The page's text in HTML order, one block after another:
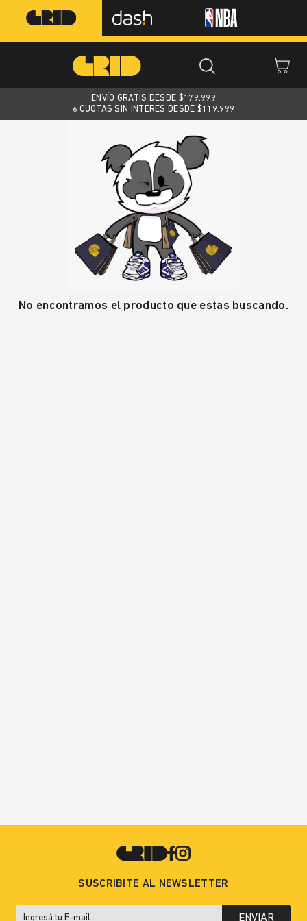
ENVÍO GRATIS DESDE $179.999
6 CUOTAS SIN INTERES DESDE $119.999
No encontramos el producto que estas buscando.
SUSCRIBITE AL NEWSLETTER
ENVIAR